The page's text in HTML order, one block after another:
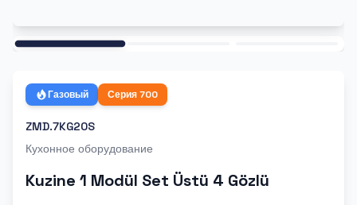
Газовый Серия700
ZMD.7KG20S
Кухонное оборудование
Kuzine 1 Modül Set Üstü 4 Gözlü